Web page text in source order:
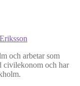
och arbetar som
civilekonom och har